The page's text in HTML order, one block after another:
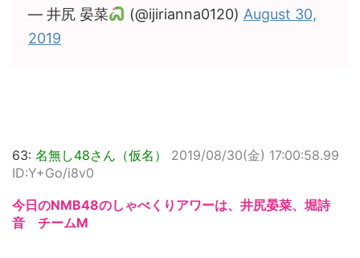
— 井尻 晏菜 (@ijirianna0120) August 30,
2019
63: 名無し48さん（仮名）
2019/08/30(金) 17:00:58.99
ID:Y+Go/i8v0
今日のNMB48のしゃべくりアワーは、井尻晏菜、堀詩
音 チームM